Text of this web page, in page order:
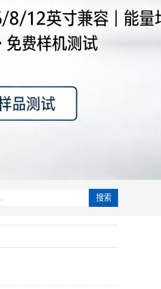
搜索